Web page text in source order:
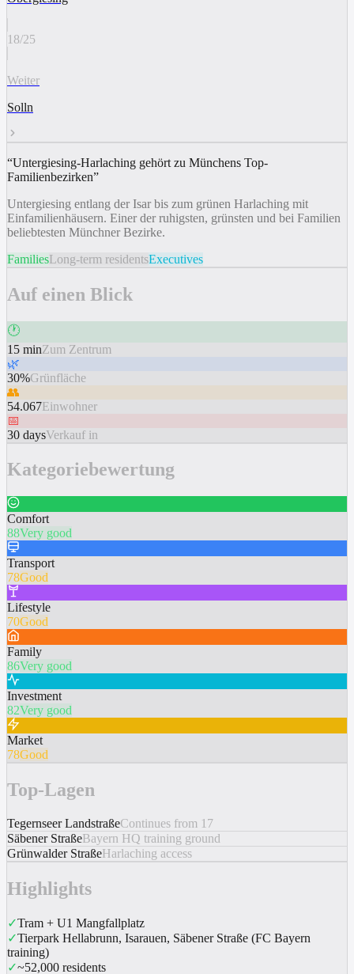
18/25
Weiter
Solln
“Untergiesing-Harlaching gehört zu Münchens Top-
Familienbezirken”
Untergiesing entlang der Isar bis zum grünen Harlaching mit
Einfamilienhäusern. Einer der ruhigsten, grünsten und bei Familien
beliebtesten Münchner Bezirke.
FamiliesLong-term residentsExecutives
Auf einen Blick
🕐
15 minZum Zentrum
🌿
30%Grünfläche
👥
54.067Einwohner
📅
30 daysVerkauf in
Kategoriebewertung
Comfort
88Very good
Transport
78Good
Lifestyle
70Good
Family
86Very good
Investment
82Very good
Market
78Good
Top-Lagen
Tegernseer LandstraßeContinues from 17
Säbener StraßeBayern HQ training ground
Grünwalder StraßeHarlaching access
Highlights
✓Tram + U1 Mangfallplatz
✓Tierpark Hellabrunn, Isarauen, Säbener Straße (FC Bayern
training)
✓~52,000 residents